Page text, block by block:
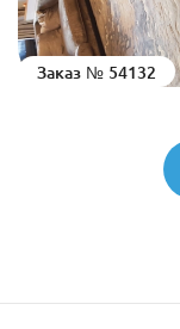
Заказ № 54132